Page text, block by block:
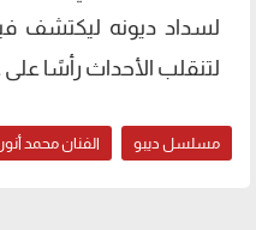
لسداد ديونه ليكتشف
لتنقلب الأحداث رأسًا
مسلسل ديبو الفنان محمد أنور